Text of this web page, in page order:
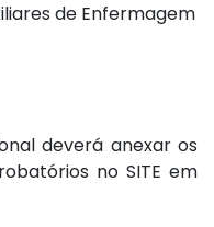
de Enfermagem
deverá anexar os
no SITE em